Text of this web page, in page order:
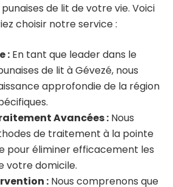
de lit de votre vie. Voici
choisir notre service :
: En tant que leader dans le
de lit à Gévezé, nous
approfondie de la région
Avancées : Nous
de traitement à la pointe
pour éliminer efficacement les
votre domicile.
: Nous comprenons que